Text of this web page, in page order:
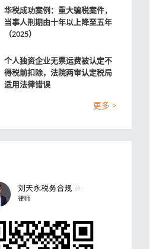
华税成功案例：重大骗税案件，
当事人刑期由十年以上降至五年
（2025）
个人独资企业无票运费被认定不
得税前扣除，法院两审认定税局
适用法律错误
更多 >